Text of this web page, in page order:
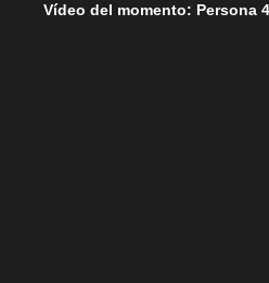
Vídeo del momento: Persona